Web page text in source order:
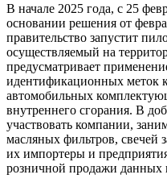
В начале 2025 года, с 25
основании решения от
правительство запустит
осуществляемый на
предусматривает
идентификационных меток
автомобильных
внутреннего сгорания. В
участвовать компании,
масляных фильтров, свечей
их импортеры и
розничной продажи данных